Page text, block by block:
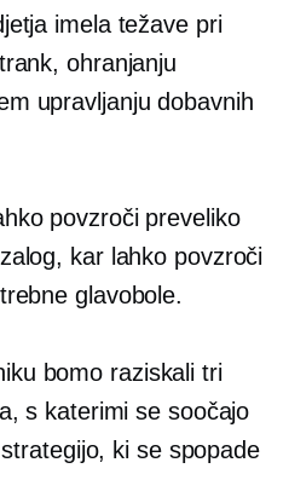
imela težave pri
ohranjanju
upravljanju dobavnih
povzroči preveliko
kar lahko povzroči
glavobole.
bomo raziskali tri
s katerimi se soočajo
ki se spopade